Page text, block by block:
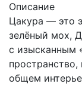
Описание
Цакура — это
зелёный мох,
с изысканным
общем